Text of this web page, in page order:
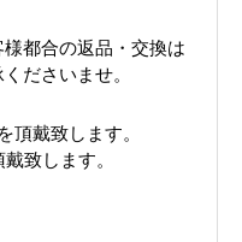
都合の返品・交換は
ださいませ。
を頂戴致します。
致します。